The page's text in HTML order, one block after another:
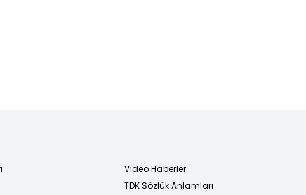
Video Haberler
TDK Sözlük Anlamları